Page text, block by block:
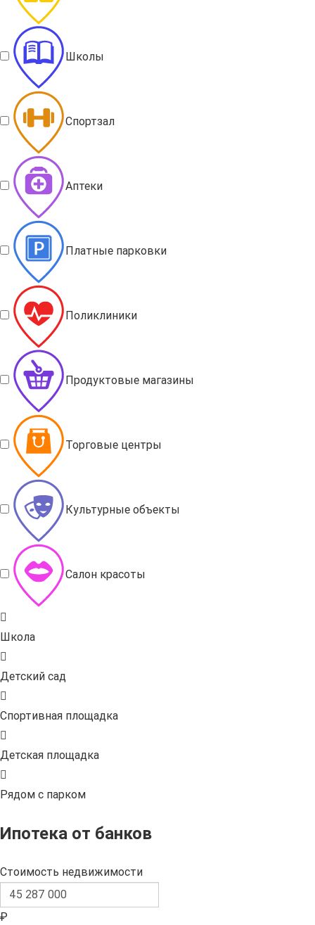
Школы
Спортзал
Аптеки
Платные парковки
Поликлиники
Продуктовые магазины
Торговые центры
Культурные объекты
Салон красоты
Школа
Детский сад
Спортивная площадка
Детская площадка
Рядом с парком
Ипотека от банков
Стоимость недвижимости
₽